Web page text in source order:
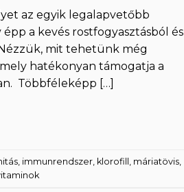
az egyik legalapvetőbb
a kevés rostfogyasztásból és
mit tehetünk még
hatékonyan támogatja a
Többféleképp […]
immunrendszer klorofill máriatövis